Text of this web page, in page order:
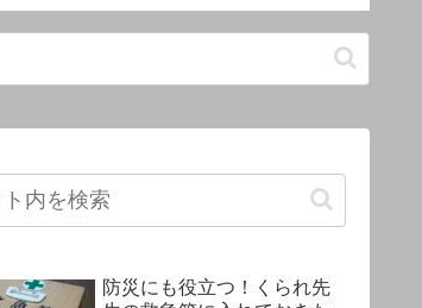
防災にも役立つ！くられ先